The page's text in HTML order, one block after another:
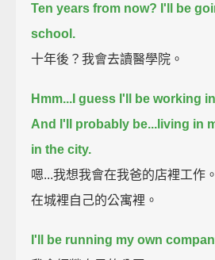
Ten years from now? I'll be
school.
十年後？我會去讀醫學院。
Hmm... I guess I'll be working
And I'll probably be...living in
in the city.
嗯...我想我會在我爸的店裡工作
在城裡自己的公寓裡。
I'll be running my own